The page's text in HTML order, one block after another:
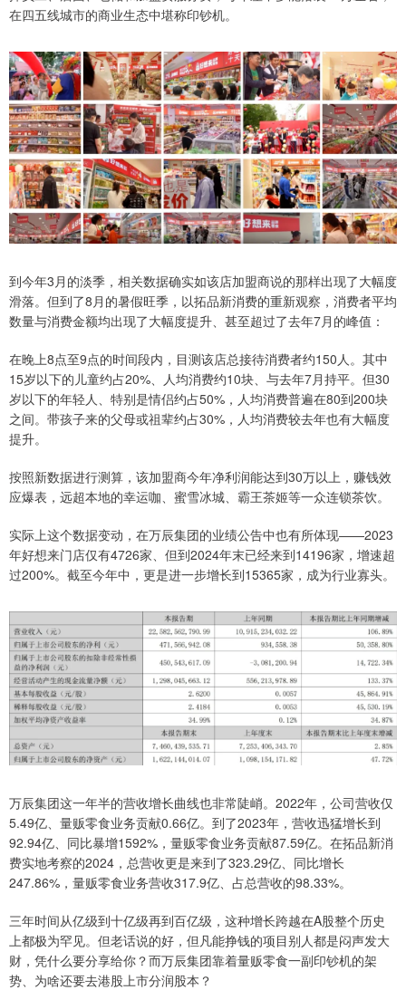
在四五线城市的商业生态中堪称印钞机。
到今年3月的淡季，相关数据确实如该店加盟商说的那样出现了大幅度
滑落。但到了8月的暑假旺季，以拓品新消费的重新观察，消费者平均
数量与消费金额均出现了大幅度提升、甚至超过了去年7月的峰值：
在晚上8点至9点的时间段内，目测该店总接待消费者约150人。其中
15岁以下的儿童约占20%、人均消费约10块、与去年7月持平。但30
岁以下的年轻人、特别是情侣约占50%，人均消费普遍在80到200块
之间。带孩子来的父母或祖辈约占30%，人均消费较去年也有大幅度
提升。
按照新数据进行测算，该加盟商今年净利润能达到30万以上，赚钱效
应爆表，远超本地的幸运咖、蜜雪冰城、霸王茶姬等一众连锁茶饮。
实际上这个数据变动，在万辰集团的业绩公告中也有所体现——2023
年好想来门店仅有4726家、但到2024年末已经来到14196家，增速超
过200%。截至今年中，更是进一步增长到15365家，成为行业寡头。
万辰集团这一年半的营收增长曲线也非常陡峭。2022年，公司营收仅
5.49亿、量贩零食业务贡献0.66亿。到了2023年，营收迅猛增长到
92.94亿、同比暴增1592%，量贩零食业务贡献87.59亿。在拓品新消
费实地考察的2024，总营收更是来到了323.29亿、同比增长
247.86%，量贩零食业务营收317.9亿、占总营收的98.33%。
三年时间从亿级到十亿级再到百亿级，这种增长跨越在A股整个历史
上都极为罕见。但老话说的好，但凡能挣钱的项目别人都是闷声发大
财，凭什么要分享给你？而万辰集团靠着量贩零食一副印钞机的架
势、为啥还要去港股上市分润股本？